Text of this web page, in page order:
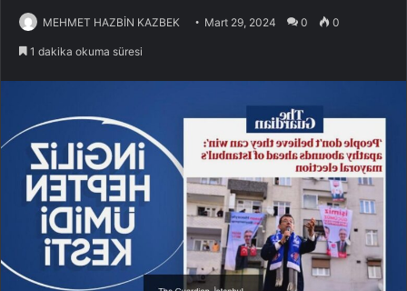
MEHMET HAZBİN KAZBEK Mart 29, 2024 0 0
1 dakika okuma süresi